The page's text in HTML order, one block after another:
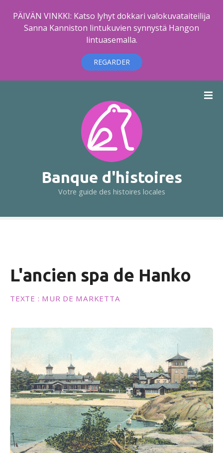
PÄIVÄN VINKKI: Katso lyhyt dokkari valokuvataiteilija
Sanna Kanniston lintukuvien synnystä Hangon
lintuasemalla.
REGARDER
e
Banque d'histoires
Votre guide des histoires locales
L'ancien spa de Hanko
TEXTE : MUR DE MARKETTA